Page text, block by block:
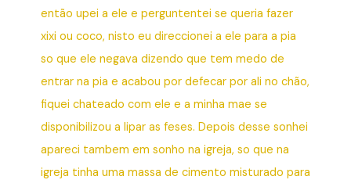
então upei a ele e perguntentei se queria fazer
xixi ou coco, nisto eu direccionei a ele para a pia
so que ele negava dizendo que tem medo de
entrar na pia e acabou por defecar por ali no chão,
fiquei chateado com ele e a minha mae se
disponibilizou a lipar as feses. Depois desse sonhei
apareci tambem em sonho na igreja, so que na
igreja tinha uma massa de cimento misturado para